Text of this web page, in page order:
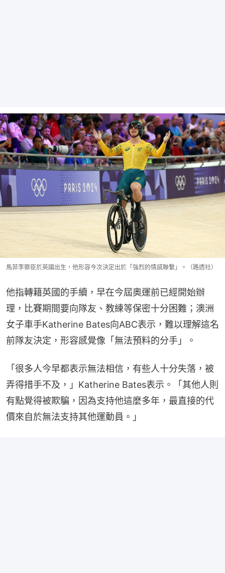
馬菲李察臣於英國出生，他形容今次決定出於「強烈的情感聯繫」。（路透社）
他指轉籍英國的手續，早在今屆奧運前已經開始辦
理，比賽期間要向隊友、教練等保密十分困難；澳洲
女子車手Katherine Bates向ABC表示，難以理解這名
前隊友決定，形容感覺像「無法預料的分手」。
「很多人今早都表示無法相信，有些人十分失落，被
弄得措手不及，」Katherine Bates表示。「其他人則
有點覺得被欺騙，因為支持他這麼多年，最直接的代
價來自於無法支持其他運動員。」